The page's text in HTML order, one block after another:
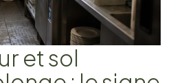
et sol